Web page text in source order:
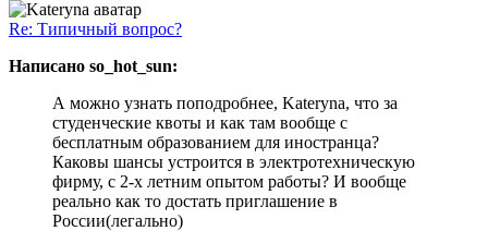
Re: Типичный вопрос?
Написано so_hot_sun:
А можно узнать поподробнее, Kateryna, что за
студенческие квоты и как там вообще с
бесплатным образованием для иностранца?
Каковы шансы устроится в электротехническую
фирму, с 2-х летним опытом работы? И вообще
реально как то достать приглашение в
России(легально)